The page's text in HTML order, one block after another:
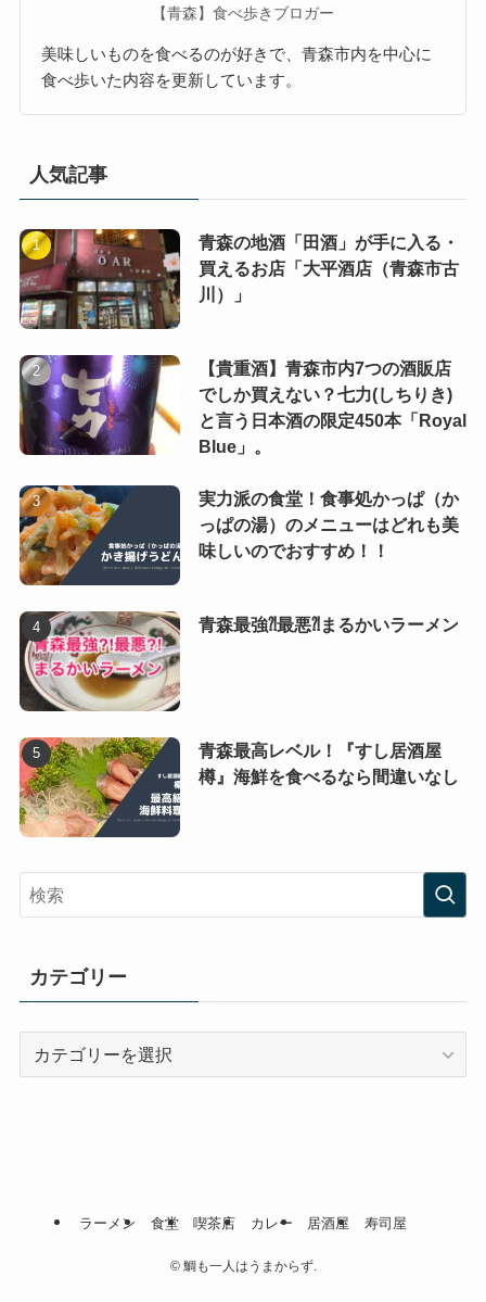
【青森】食べ歩きブロガー
美味しいものを食べるのが好きで、青森市内を中心に
食べ歩いた内容を更新しています。
人気記事
青森の地酒「田酒」が手に入る・
買えるお店「大平酒店（青森市古
川）」
【貴重酒】青森市内7つの酒販店
でしか買えない？七力(しちりき)
と言う日本酒の限定450本「Royal
Blue」。
実力派の食堂！食事処かっぱ（か
っぱの湯）のメニューはどれも美
味しいのでおすすめ！！
青森最強⁈最悪⁈まるかいラーメン
青森最高レベル！『すし居酒屋
樽』海鮮を食べるなら間違いなし
カテゴリー
ラーメン 食堂 喫茶店 カレー 居酒屋 寿司屋
©鯛も一人はうまからず.